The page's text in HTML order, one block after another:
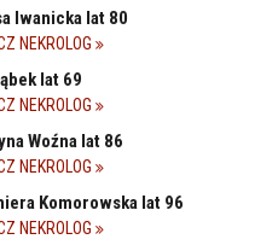
Iwanicka lat 80
NEKROLOG
lat 69
NEKROLOG
Woźna lat 86
NEKROLOG
Komorowska lat 96
NEKROLOG